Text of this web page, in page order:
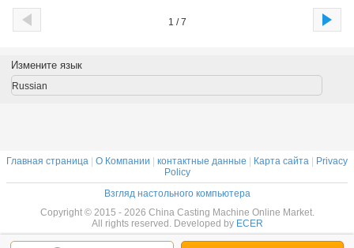
1 / 7
Измените язык
Russian
Главная страница О Компании контактные данные Карта сайта
Privacy
Policy
Взгляд настольного компьютера
Copyright © 2015 - 2026 China Casting Machine Online Market.
All rights reserved. Developed by ECER